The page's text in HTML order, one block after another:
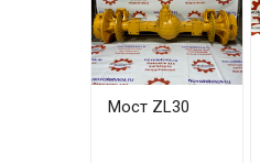
Мост ZL30